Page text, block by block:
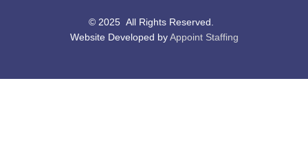
© 2025 All Rights Reserved.
Website Developed byAppoint Staffing